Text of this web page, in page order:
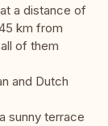
a distance of
km from
of them
and Dutch
sunny terrace